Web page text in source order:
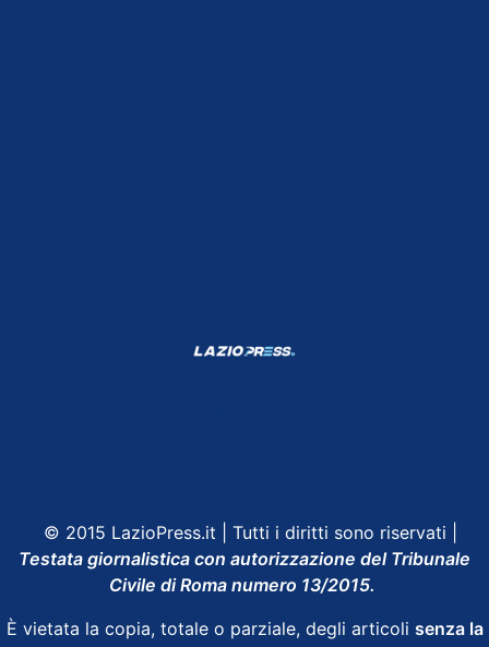
© 2015 LazioPress.it | Tutti i diritti sono riservati |
Testata giornalistica con autorizzazione del Tribunale
Civile di Roma numero 13/2015.
È vietata la copia, totale o parziale, degli articoli senza la